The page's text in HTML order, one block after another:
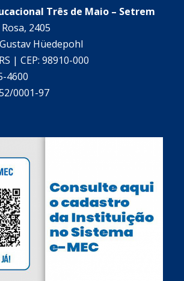
Três de Maio – Setrem
2405
Hüedepohl
| CEP: 98910-000
4600
0001-97